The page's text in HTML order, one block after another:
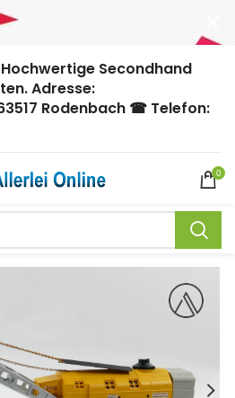
Secondhand
Adresse:
Rodenbach ☎ Telefon:
0